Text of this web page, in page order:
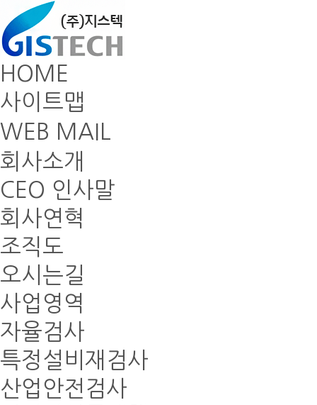
HOME
사이트맵
WEB MAIL
회사소개
CEO 인사말
회사연혁
조직도
오시는길
사업영역
자율검사
특정설비재검사
산업안전검사